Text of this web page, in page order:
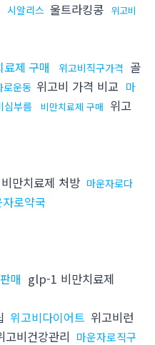
시알리스 울트라킹콩 위고비
료제 구매 위고비직구가격 골
로운동 위고비 가격 비교 마
심부름 비만치료제 구매 위고
비만치료제 처방 마운자로다
로약국
매 glp-1 비만치료제
위고비다이어트 위고비런
고비건강관리 마운자로직구